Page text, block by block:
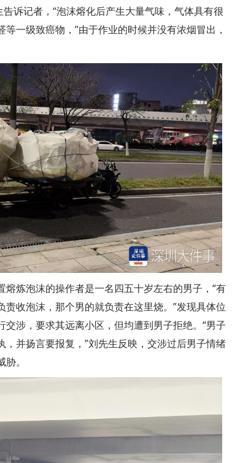
诉记者，“泡沫熔化后产生大量气味，气体具有很
一级致癌物，”由于作业的时候并没有浓烟冒出，
炼泡沫的操作者是一名四五十岁左右的男子，“有
收泡沫，那个男的就负责在这里烧。”发现具体位
涉，要求其远离小区，但均遭到男子拒绝。“男子
并扬言要报复，”刘先生反映，交涉过后男子情绪
。